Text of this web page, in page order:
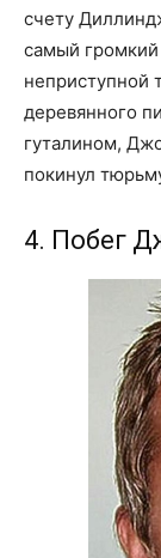
счету
самый
деревянного
гуталином,
покинул
4. Побег